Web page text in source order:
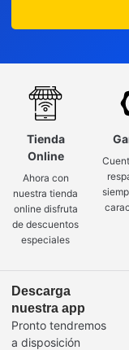
Tienda
Online
Ahora con
nuestra tienda
online disfruta
de descuentos
especiales
Descarga
nuestra app
Pronto tendremos
a disposición